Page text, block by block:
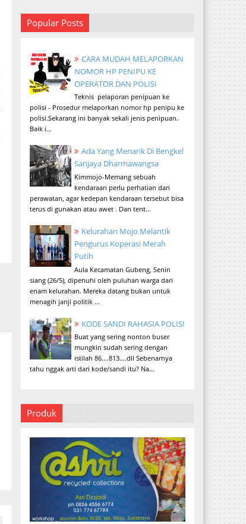
Popular Posts
CARA MUDAH MELAPORKAN
NOMOR HP PENIPU KE
OPERATOR DAN POLISI
Teknis pelaporan penipuan ke
polisi - Prosedur melaporkan nomor hp penipu ke
polisi.Sekarang ini banyak sekali jenis penipuan.
Baik i...
Ada Yang Menarik Di Bengkel
Sanjaya Dharmawangsa
Kimmojo-Memang sebuah
kendaraan perlu perhatian dan
perawatan, agar kedepan kendaraan tersebut bisa
terus di gunakan atau awet . Dan tent...
Kelurahan Mojo Melantik
Pengurus Koperasi Merah
Putih
Aula Kecamatan Gubeng, Senin
siang (26/5), dipenuhi oleh puluhan warga dari
enam kelurahan. Mereka datang bukan untuk
menagih janji politik ...
KODE SANDI RAHASIA POLISI
Buat yang sering nonton buser
mungkin sudah sering dengan
istilah 86....813....dll Sebenarnya
tahu nggak arti dari kode/sandi itu? Na...
Produk